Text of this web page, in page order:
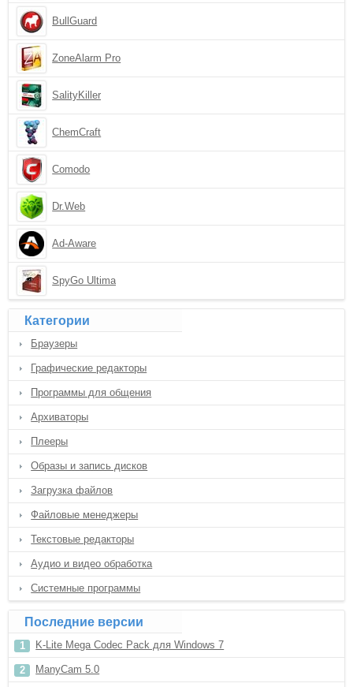
BullGuard
ZoneAlarm Pro
SalityKiller
ChemCraft
Comodo
Dr.Web
Ad-Aware
SpyGo Ultima
Категории
Браузеры
Графические редакторы
Программы для общения
Архиваторы
Плееры
Образы и запись дисков
Загрузка файлов
Файловые менеджеры
Текстовые редакторы
Аудио и видео обработка
Системные программы
Последние версии
K-Lite Mega Codec Pack для Windows 7
ManyCam 5.0